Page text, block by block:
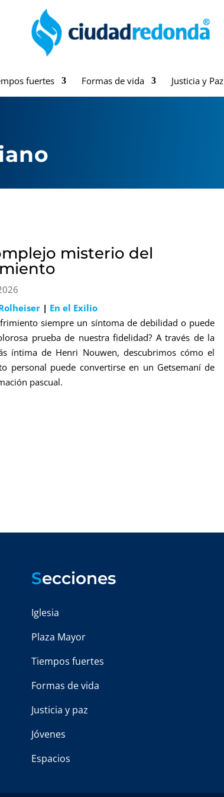
fuertes Formas de vida Justicia y Paz
misterio del
| En el Exilio
siempre un síntoma de debilidad o puede
prueba de nuestra fidelidad? A través de la
íntima de Henri Nouwen, descubrimos cómo el
personal puede convertirse en un Getsemaní de
pascual.
Secciones
Iglesia
Plaza Mayor
Tiempos fuertes
Formas de vida
Justicia y paz
Jóvenes
Espacios